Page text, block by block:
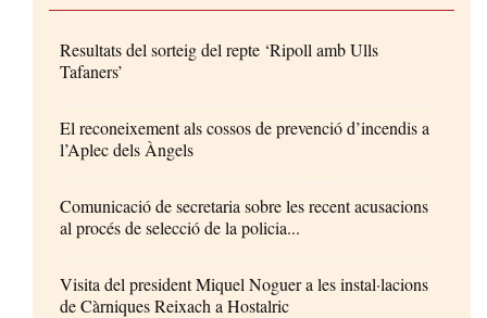
Resultats del sorteig del repte ‘Ripoll amb Ulls
Tafaners’
El reconeixement als cossos de prevenció d’incendis a
l’Aplec dels Àngels
Comunicació de secretaria sobre les recent acusacions
al procés de selecció de la policia...
Visita del president Miquel Noguer a les instal·lacions
de Càrniques Reixach a Hostalric